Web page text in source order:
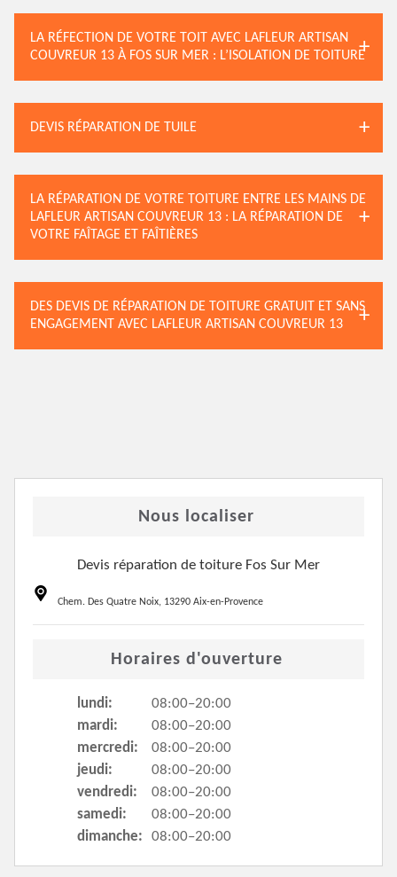
LA RÉFECTION DE VOTRE TOIT AVEC LAFLEUR ARTISAN
COUVREUR 13 À FOS SUR MER : L’ISOLATION DE TOITURE
DEVIS RÉPARATION DE TUILE
LA RÉPARATION DE VOTRE TOITURE ENTRE LES MAINS DE
LAFLEUR ARTISAN COUVREUR 13 : LA RÉPARATION DE
VOTRE FAÎTAGE ET FAÎTIÈRES
DES DEVIS DE RÉPARATION DE TOITURE GRATUIT ET SANS
ENGAGEMENT AVEC LAFLEUR ARTISAN COUVREUR 13
Nous localiser
Devis réparation de toiture Fos Sur Mer
Chem. Des Quatre Noix, 13290 Aix-en-Provence
Horaires d'ouverture
lundi:
08:00–20:00
mardi:
08:00–20:00
mercredi:
08:00–20:00
jeudi:
08:00–20:00
vendredi:
08:00–20:00
samedi:
08:00–20:00
dimanche:
08:00–20:00